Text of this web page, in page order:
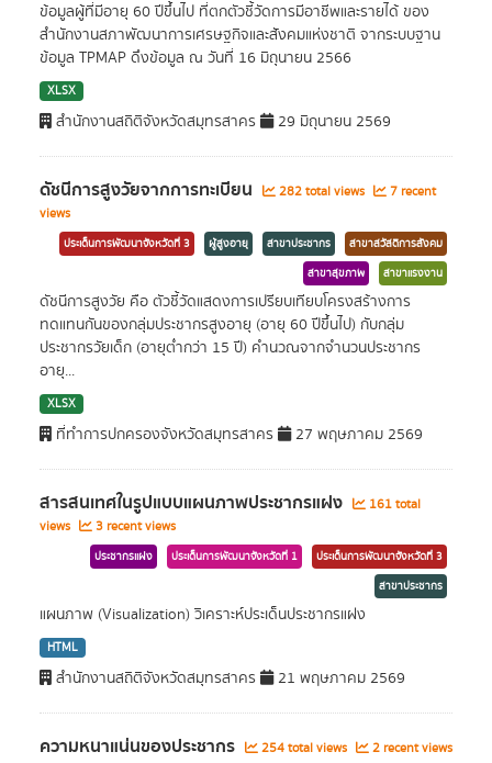
ข้อมูลผู้ที่มีอายุ 60 ปีขึ้นไป ที่ตกตัวชี้วัดการมีอาชีพและรายได้ ของ
สำนักงานสภาพัฒนาการเศรษฐกิจและสังคมแห่งชาติ จากระบบฐาน
ข้อมูล TPMAP ดึงข้อมูล ณ วันที่ 16 มิถุนายน 2566
XLSX
สำนักงานสถิติจังหวัดสมุทรสาคร 29 มิถุนายน 2569
ดัชนีการสูงวัยจากการทะเบียน 282 total views
7 recent
views
ประเด็นการพัฒนาจังหวัดที่ 3 ผู้สูงอายุ สาขาประชากร
สาขาสวัสดิการสังคม
สาขาสุขภาพ
สาขาแรงงาน
ดัชนีการสูงวัย คือ ตัวชี้วัดแสดงการเปรียบเทียบโครงสร้างการ
ทดแทนกันของกลุ่มประชากรสูงอายุ (อายุ 60 ปีขึ้นไป) กับกลุ่ม
ประชากรวัยเด็ก (อายุต่ำกว่า 15 ปี) คำนวณจากจำนวนประชากร
อายุ...
XLSX
ที่ทำการปกครองจังหวัดสมุทรสาคร 27 พฤษภาคม 2569
สารสนเทศในรูปแบบแผนภาพประชากรแฝง
161 total
views
3 recent views
ประชากรแฝง ประเด็นการพัฒนาจังหวัดที่ 1
ประเด็นการพัฒนาจังหวัดที่ 3
สาขาประชากร
แผนภาพ (Visualization) วิเคราะห์ประเด็นประชากรแฝง
HTML
สำนักงานสถิติจังหวัดสมุทรสาคร 21 พฤษภาคม 2569
ความหนาแน่นของประชากร 254 total views 2 recent views